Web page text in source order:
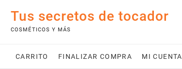
contenido
Tus secretos de tocador
COSMÉTICOS Y MÁS
CARRITO FINALIZAR COMPRA MI CUENTA